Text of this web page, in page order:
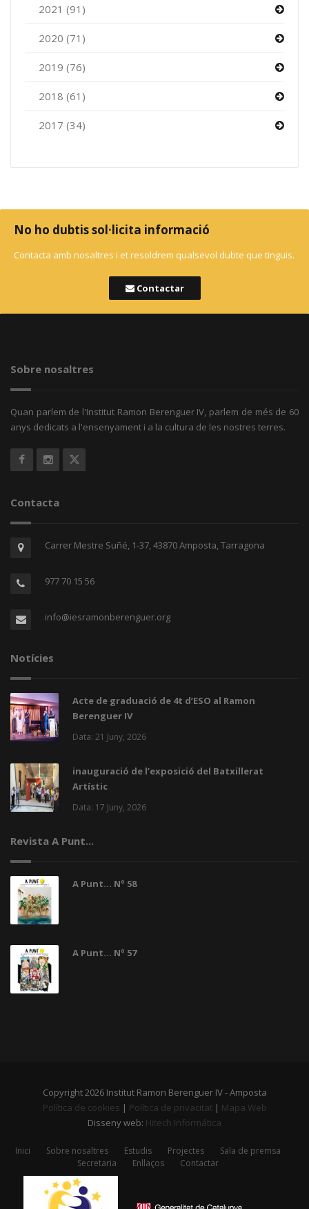
2021 (91)
2020 (71)
2019 (76)
2018 (61)
2017 (34)
No ho dubtis sol·licita informació
Contacta amb nosaltres i et resoldrem qualsevol dubte que tinguis.
Contactar
Sobre nosaltres
Quan parlem de l'Institut Ramon Berenguer IV, parlem de més de 60
anys dedicats a l'ensenyament i a la cultura de les nostres terres.
Contacta
Carrer Mestre Suñé, 1-37, 43870 Amposta, Tarragona
977 70 15 56
info@iesramonberenguer.org
Notícies
Acte de graduació de 4t d’ESO al Ramon
Berenguer IV
Data: 21 Juny, 2026
inauguració de l’exposició del Batxillerat
Artístic
Data: 17 Juny, 2026
Revista A Punt...
A Punt... Nº 58
A Punt... Nº 57
Copyright 2026 Institut Ramon Berenguer IV - Amposta
Política de cookies | Política de privacitat| Mapa Web
Disseny web: Hitech Informática
Inici Sobre nosaltres Estudis Projectes
Sala de premsa
Secretaria
Enllaços Contactar